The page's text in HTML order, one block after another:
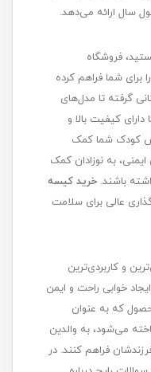
سال ارائه می‌دهد.
فروشگاه
برای شما فراهم کرده
گرفته تا مدل‌های
کیفیت بالا و
کودک شما کمک
به نوزادان کمک
باشند. خرید کیسه
عالی برای سلامت
و کاربردی‌ترین
خوابی راحت و ایمن
که به عنوان
می‌شود، به والدین
فراهم کنند. در